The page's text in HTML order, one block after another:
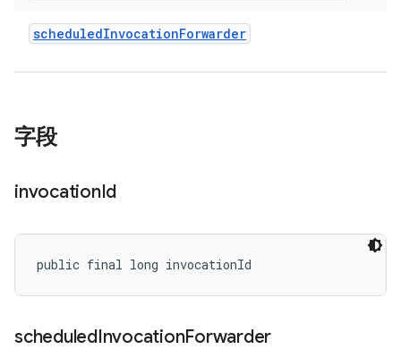
scheduledInvocationForwarder
字段
invocationId
public final long invocationId
scheduledInvocationForwarder